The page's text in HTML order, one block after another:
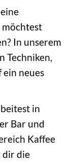
möchtest
In unserem
Techniken,
ein neues
in
Bar und
Kaffee
dir die